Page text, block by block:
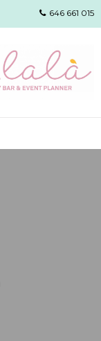
646 661 015